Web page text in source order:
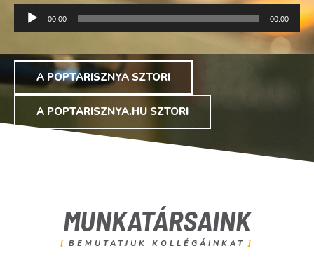
Audió
lejátszó
00:00 00:00
A POPTARISZNYA SZTORI
A POPTARISZNYA.HU SZTORI
MUNKATÁRSAINK
BEMUTATJUK KOLLÉGÁINKAT